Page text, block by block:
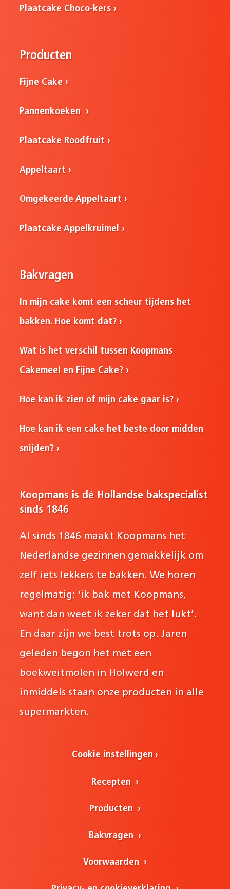
Plaatcake Choco-kers
Producten
Fijne Cake
Pannenkoeken
Plaatcake Roodfruit
Appeltaart
Omgekeerde Appeltaart
Plaatcake Appelkruimel
Bakvragen
In mijn cake komt een scheur tijdens het
bakken. Hoe komt dat?
Wat is het verschil tussen Koopmans
Cakemeel en Fijne Cake?
Hoe kan ik zien of mijn cake gaar is?
Hoe kan ik een cake het beste door midden
snijden?
Koopmans is dé Hollandse bakspecialist
sinds 1846
Al sinds 1846 maakt Koopmans het
Nederlandse gezinnen gemakkelijk om
zelf iets lekkers te bakken. We horen
regelmatig: ‘ik bak met Koopmans,
want dan weet ik zeker dat het lukt’.
En daar zijn we best trots op. Jaren
geleden begon het met een
boekweitmolen in Holwerd en
inmiddels staan onze producten in alle
supermarkten.
Cookie instellingen
Recepten
Producten
Bakvragen
Voorwaarden